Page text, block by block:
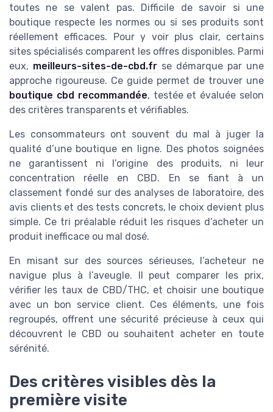
toutes ne se valent pas. Difficile de savoir si une
boutique respecte les normes ou si ses produits sont
réellement efficaces. Pour y voir plus clair, certains
sites spécialisés comparent les offres disponibles. Parmi
eux, meilleurs-sites-de-cbd.fr se démarque par une
approche rigoureuse. Ce guide permet de trouver une
boutique cbd recommandée, testée et évaluée selon
des critères transparents et vérifiables.
Les consommateurs ont souvent du mal à juger la
qualité d’une boutique en ligne. Des photos soignées
ne garantissent ni l’origine des produits, ni leur
concentration réelle en CBD. En se fiant à un
classement fondé sur des analyses de laboratoire, des
avis clients et des tests concrets, le choix devient plus
simple. Ce tri préalable réduit les risques d’acheter un
produit inefficace ou mal dosé.
En misant sur des sources sérieuses, l’acheteur ne
navigue plus à l’aveugle. Il peut comparer les prix,
vérifier les taux de CBD/THC, et choisir une boutique
avec un bon service client. Ces éléments, une fois
regroupés, offrent une sécurité précieuse à ceux qui
découvrent le CBD ou souhaitent acheter en toute
sérénité.
Des critères visibles dès la
première visite